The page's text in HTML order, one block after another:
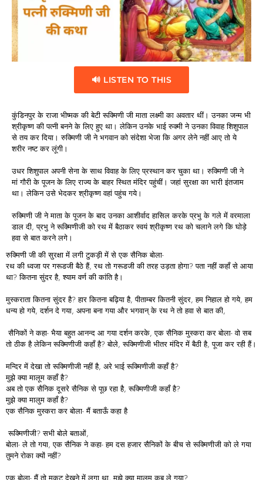
🔊 LISTEN TO THIS
कुंडिनपुर के राजा भीष्मक की बेटी रूक्मिणी जी माता लक्ष्मी का अवतार थीं। उनका जन्म भी
श्रीकृष्ण की पत्नी बनने के लिए हुए था। लेकिन उनके भाई रुक्मी ने उनका विवाह शिशुपाल
से तय कर दिया। रुक्मिणी जी ने भगवान को संदेशा भेजा कि अगर लेने नहीं आए तो ये
शरीर नष्ट कर लूंगी।
उधर शिशुपाल अपनी सेना के साथ विवाह के लिए प्रस्थान कर चुका था। रुक्मिणी जी ने
मां गौरी के पूजन के लिए राज्य के बाहर स्थित मंदिर पहुंचीं। जहां सुरक्षा का भारी इंतजाम
था। लेकिन उसे भेदकर श्रीकृष्ण वहां पहुंच गये।
रुक्मिणी जी ने माता के पूजन के बाद उनका आशीर्वाद हासिल करके प्रभु के गले में वरमाला
डाल दी, प्रभु ने रूक्मिणीजी को रथ में बैठाकर स्वयं श्रीकृष्ण रथ को चलाने लगे कि घोड़े
हवा से बात करने लगे।
रुक्मिणी जी की सुरक्षा में लगी टुकड़ी में से एक सैनिक बोला-
रथ की ध्वजा पर गरूडजी बैठे हैं, रथ तो गरूडजी की तरह उड़ता होगा? पता नहीं कहाँ से आया
था? कितना सुंदर है, श्याम वर्ण की कांति है।
मुस्कराता कितना सुंदर है? हार कितना बढ़िया है, पीताम्बर कितनी सुंदर, हम निहाल हो गये, हम
धन्य हो गये, दर्शन दे गया, अपना बना गया और भगवान् के रथ ने तो हवा से बात की,
सैनिकों ने कहा- भैया बहुत आनन्द आ गया दर्शन करके, एक सैनिक मुस्करा कर बोला- वो सब
तो ठीक है लेकिन रूक्मिणीजी कहाँ है? बोले, रूक्मिणीजी भीतर मंदिर में बैठी है, पूजा कर रही हैं।
मन्दिर में देखा तो रूक्मिणीजी नहीं है, अरे भाई रूक्मिणीजी कहाँ है?
मुझे क्या मालूम कहाँ है?
अब तो एक सैनिक दूसरे सैनिक से पूछ रहा है, रूक्मिणीजी कहाँ है?
मुझे क्या मालुम कहाँ है?
एक सैनिक मुस्करा कर बोला- मैं बताऊँ कहा है
रूक्मिणीजी? सभी बोले बताओं,
बोला- ले तो गया, एक सैनिक ने कहा- हम दस हजार सैनिकों के बीच से रूक्मिणीजी को ले गया
तुमने रोका क्यों नहीं?